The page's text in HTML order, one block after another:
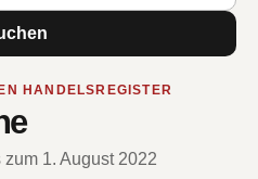
HANDELSREGISTER
1. August 2022